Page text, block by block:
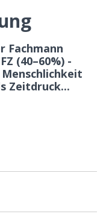
Fachmann
(40–60%) -
Zeitdruck...